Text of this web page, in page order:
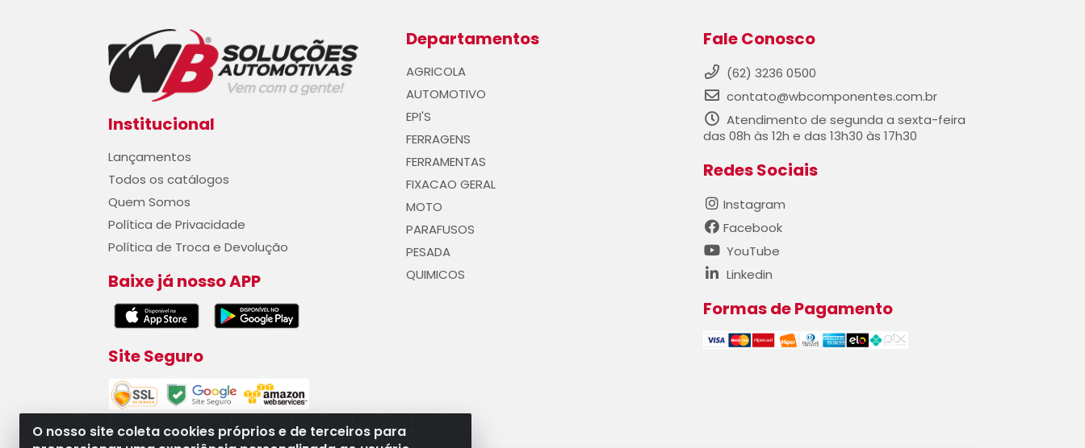
O nosso site coleta cookies próprios e de terceiros para
Institucional
Lançamentos
Todos os catálogos
Quem Somos
Política de Privacidade
Política de Troca e Devolução
Baixe já nosso APP
Site Seguro
Departamentos
AGRICOLA
AUTOMOTIVO
EPI'S
FERRAGENS
FERRAMENTAS
FIXACAO GERAL
MOTO
PARAFUSOS
PESADA
QUIMICOS
Fale Conosco
(62) 3236 0500
contato@wbcomponentes.com.br
Atendimento de segunda a sexta-feira
das 08h às 12h e das 13h30 às 17h30
Redes Sociais
Instagram
Facebook
YouTube
Linkedin
Formas de Pagamento